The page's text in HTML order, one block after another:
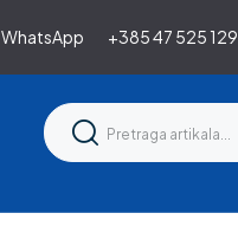
WhatsApp +385 47 525 129